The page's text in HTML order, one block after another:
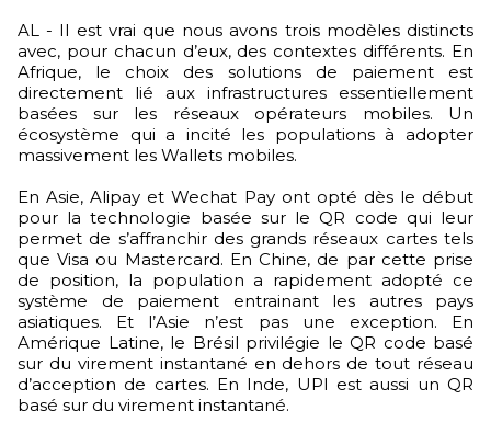
AL - Il est vrai que nous avons trois modèles distincts
avec, pour chacun d’eux, des contextes différents. En
Afrique, le choix des solutions de paiement est
directement lié aux infrastructures essentiellement
basées sur les réseaux opérateurs mobiles. Un
écosystème qui a incité les populations à adopter
massivement les Wallets mobiles.
En Asie, Alipay et Wechat Pay ont opté dès le début
pour la technologie basée sur le QR code qui leur
permet de s’affranchir des grands réseaux cartes tels
que Visa ou Mastercard. En Chine, de par cette prise
de position, la population a rapidement adopté ce
système de paiement entrainant les autres pays
asiatiques. Et l’Asie n’est pas une exception. En
Amérique Latine, le Brésil privilégie le QR code basé
sur du virement instantané en dehors de tout réseau
d’acception de cartes. En Inde, UPI est aussi un QR
basé sur du virement instantané.